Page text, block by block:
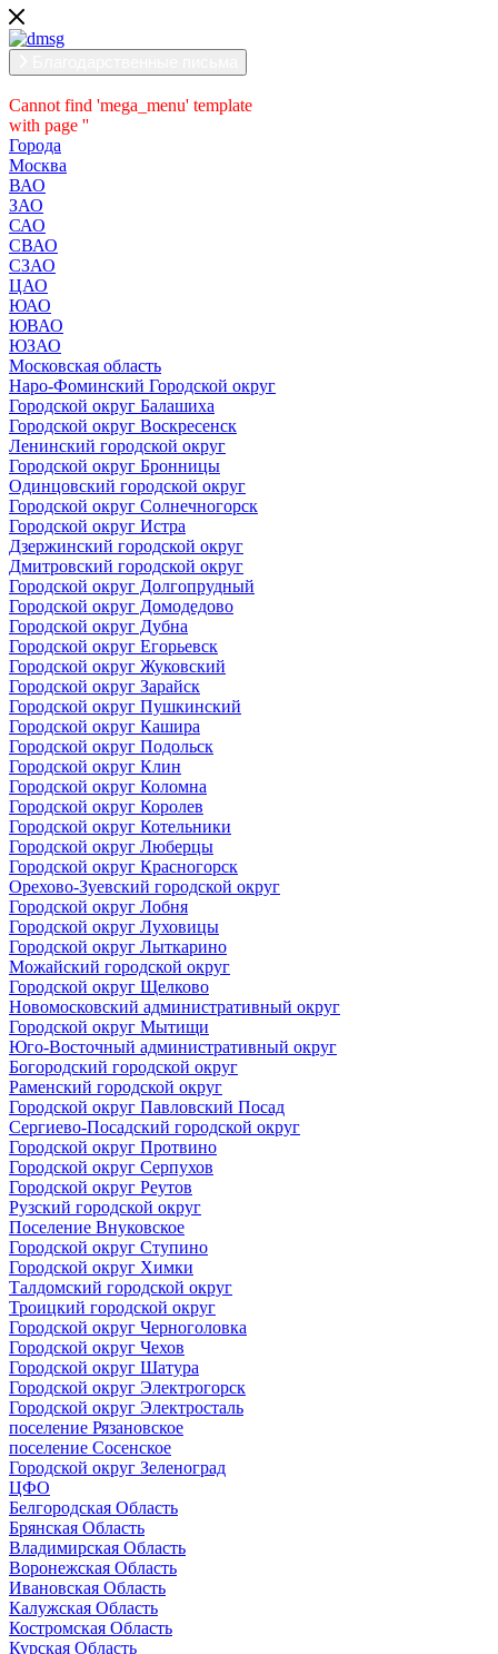
Cannot find 'mega_menu' template
with page ''
Города
Москва
ВАО
ЗАО
САО
СВАО
СЗАО
ЦАО
ЮАО
ЮВАО
ЮЗАО
Московская область
Наро-Фоминский Городской округ
Городской округ Балашиха
Городской округ Воскресенск
Ленинский городской округ
Городской округ Бронницы
Одинцовский городской округ
Городской округ Солнечногорск
Городской округ Истра
Дзержинский городской округ
Дмитровский городской округ
Городской округ Долгопрудный
Городской округ Домодедово
Городской округ Дубна
Городской округ Егорьевск
Городской округ Жуковский
Городской округ Зарайск
Городской округ Пушкинский
Городской округ Кашира
Городской округ Подольск
Городской округ Клин
Городской округ Коломна
Городской округ Королев
Городской округ Котельники
Городской округ Люберцы
Городской округ Красногорск
Орехово-Зуевский городской округ
Городской округ Лобня
Городской округ Луховицы
Городской округ Лыткарино
Можайский городской округ
Городской округ Щелково
Новомосковский административный округ
Городской округ Мытищи
Юго-Восточный административный округ
Богородский городской округ
Раменский городской округ
Городской округ Павловский Посад
Сергиево-Посадский городской округ
Городской округ Протвино
Городской округ Серпухов
Городской округ Реутов
Рузский городской округ
Поселение Внуковское
Городской округ Ступино
Городской округ Химки
Талдомский городской округ
Троицкий городской округ
Городской округ Черноголовка
Городской округ Чехов
Городской округ Шатура
Городской округ Электрогорск
Городской округ Электросталь
поселение Рязановское
поселение Сосенское
Городской округ Зеленоград
ЦФО
Белгородская Область
Брянская Область
Владимирская Область
Воронежская Область
Ивановская Область
Калужская Область
Костромская Область
Курская Область